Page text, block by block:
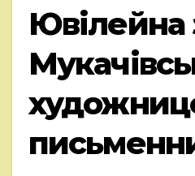
Ювілейна